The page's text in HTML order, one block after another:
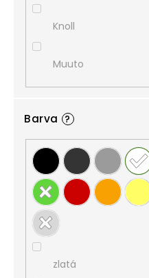
Knoll
Muuto
Barva ?
zlatá